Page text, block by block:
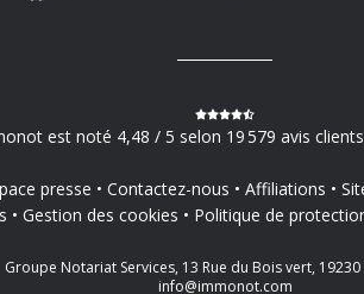
est noté 4,48 / 5 selon 19 579 avis
presse Contactez-nous Affiliations
Gestion des cookies Politique de
Groupe Notariat Services, 13 Rue du Bois vert,
info@immonot.com